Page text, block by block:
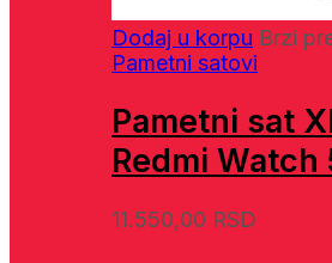
Dodaj u korpu Brzi
Pametni satovi
Pametni sat
Redmi Watch
11.550,00 RSD